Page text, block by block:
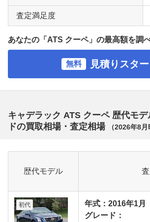
査定満足度
あなたの「ATS クーペ」の最高額を調
無料 見積りスター
キャデラック ATS クーペ 歴代モ
ドの買取相場・査定相場
（2026年8月
歴代モデル
初代
年式：2016年1月
グレード：